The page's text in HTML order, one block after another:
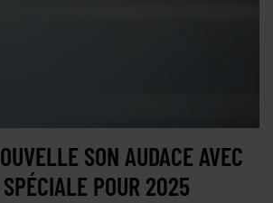
SON AUDACE AVEC
POUR 2025